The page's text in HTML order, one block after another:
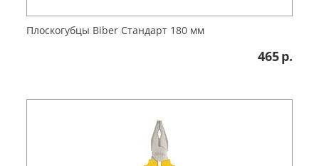
Плоскогубцы Biber Стандарт 180 мм
465р.